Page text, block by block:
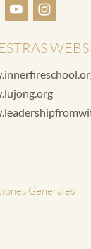
WEBS
Generales